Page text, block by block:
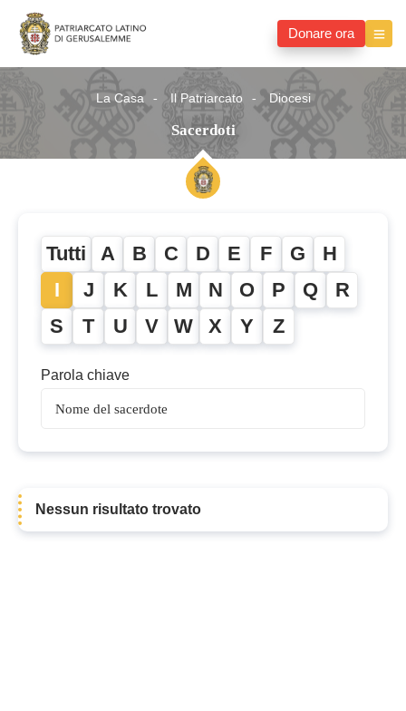
Donare ora
La Casa Il Patriarcato Diocesi
Sacerdoti
Tutti A B C D E F G H
I J K L M N O P Q R
S T U V W X Y Z
Parola chiave
Sacerdoti
Nessun risultato trovato